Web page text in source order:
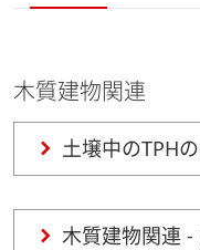
木質建物関連
土壌中のTPH
木質建物関連